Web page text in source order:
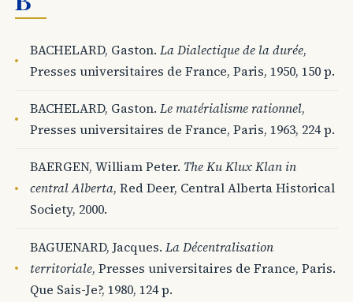
BACHELARD, Gaston.La Dialectique de la durée,
Presses universitaires de France, Paris, 1950, 150 p.
BACHELARD, Gaston.Le matérialisme rationnel,
Presses universitaires de France, Paris, 1963, 224 p.
BAERGEN, William Peter. The Ku Klux Klan in
central Alberta, Red Deer, Central Alberta Historical
Society, 2000.
BAGUENARD, Jacques.La Décentralisation
territoriale, Presses universitaires de France, Paris.
Que Sais-Je?, 1980, 124 p.